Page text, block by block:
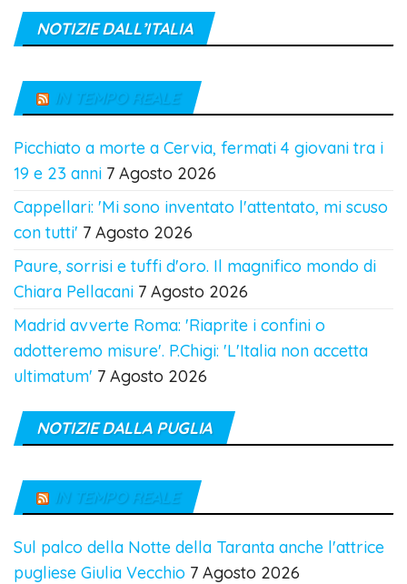
NOTIZIE DALL’ITALIA
IN TEMPO REALE
Picchiato a morte a Cervia, fermati 4 giovani tra i
19 e 23 anni 7 Agosto 2026
Cappellari: 'Mi sono inventato l'attentato, mi scuso
con tutti' 7 Agosto 2026
Paure, sorrisi e tuffi d'oro. Il magnifico mondo di
Chiara Pellacani 7 Agosto 2026
Madrid avverte Roma: 'Riaprite i confini o
adotteremo misure'. P.Chigi: 'L'Italia non accetta
ultimatum' 7 Agosto 2026
NOTIZIE DALLA PUGLIA
IN TEMPO REALE
Sul palco della Notte della Taranta anche l'attrice
pugliese Giulia Vecchio 7 Agosto 2026